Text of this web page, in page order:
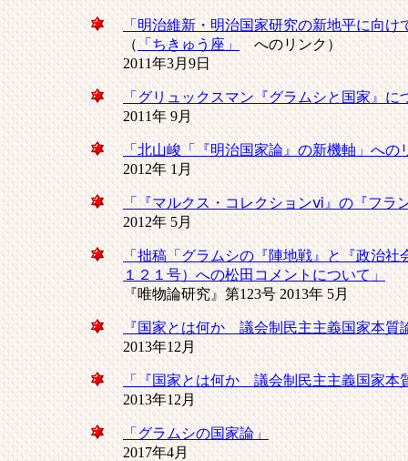
「明治維新・明治国家研究の新地平に向け
（
「ちきゅう座」
へのリンク）
2011年3月9日
「グリュックスマン『グラムシと国家』に
2011年 9月
「北山峻「『明治国家論』の新機軸」への
2012年 1月
「『マルクス・コレクションⅵ』の『フ
2012年 5月
「拙稿「グラムシの『陣地戦』と『政治
１２１号）への松田コメントについて」
『唯物論研究』第123号 2013年 5月
『国家とは何か 議会制民主主義国家本質
2013年12月
「『国家とは何か 議会制民主主義国家本
2013年12月
「グラムシの国家論」
2017年4月